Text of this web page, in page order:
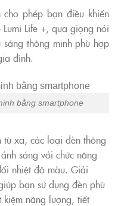
phép bạn điều khiển
Life +, qua giọng nói
thông minh phù hợp
đình.
bằng smartphone
xa, các loại đèn thông
sáng với chức năng
nhiệt độ màu. Giải
bạn sử dụng đèn phù
năng lượng, tiết